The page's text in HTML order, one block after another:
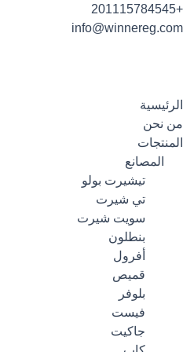
تخطي
إلى
+201115784545
info@winnereg.com
الرئيسية
من نحن
المنتجات
المصانع
تيشيرت بولو
تي شيرت
سويت شيرت
بنطلون
أفرول
قميص
بلوفر
فيست
جاكيت